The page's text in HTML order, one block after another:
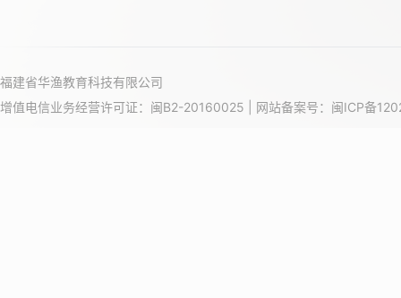
福建省华渔教育科技有限公司
增值电信业务经营许可证：闽B2-20160025 | 网站备案号： 闽ICP备